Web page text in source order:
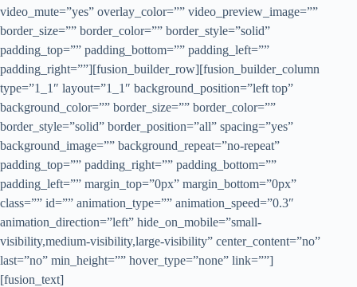
video_mute=”yes” overlay_color=”” video_preview_image=””
border_size=”” border_color=”” border_style=”solid”
padding_top=”” padding_bottom=”” padding_left=””
padding_right=””][fusion_builder_row][fusion_builder_column
type=”1_1″ layout=”1_1″ background_position=”left top”
background_color=”” border_size=”” border_color=””
border_style=”solid” border_position=”all” spacing=”yes”
background_image=”” background_repeat=”no-repeat”
padding_top=”” padding_right=”” padding_bottom=””
padding_left=”” margin_top=”0px” margin_bottom=”0px”
class=”” id=”” animation_type=”” animation_speed=”0.3″
animation_direction=”left” hide_on_mobile=”small-
visibility,medium-visibility,large-visibility” center_content=”no”
last=”no” min_height=”” hover_type=”none” link=””]
[fusion_text]